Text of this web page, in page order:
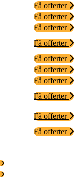
Få offerter
Få offerter
Få offerter
Få offerter
Få offerter
Få offerter
Få offerter
Få offerter
Få offerter
Få offerter